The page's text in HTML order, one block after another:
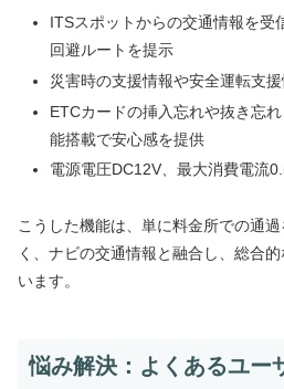
ITSスポットからの交通情報を受
回避ルートを提示
災害時の支援情報や安全運転支
ETCカードの挿入忘れや抜き忘
能搭載で安心感を提供
電源電圧DC12V、最大消費電流
こうした機能は、単に料金所での通
く、ナビの交通情報と融合し、総合
います。
悩み解決：よくあるユー